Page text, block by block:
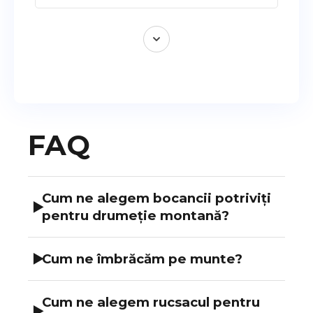
FAQ
▶
Cum ne alegem bocancii potriviți
pentru drumeție montană?
important să alegi bocancii în funcție de:
Activitatea pe care o faci
▶Cum ne îmbrăcăm pe munte?
ce să fii atent:
Cum ne alegem rucsacul pentru